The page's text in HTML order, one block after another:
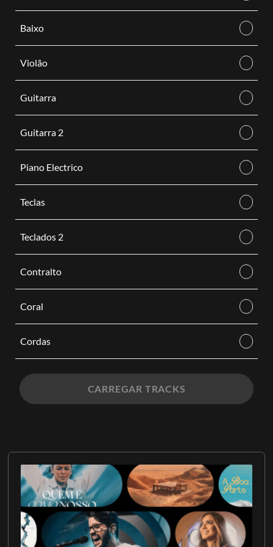
Baixo
Violão
Guitarra
Guitarra 2
Piano Electrico
Teclas
Teclados 2
Contralto
Coral
Cordas
CARREGAR TRACKS